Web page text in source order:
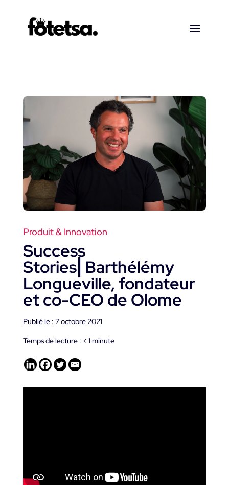
Produit & Innovation
Success
Stories⎜Barthélémy
Longueville, fondateur
et co-CEO de Olome
Publié le : 7 octobre 2021
Temps de lecture : < 1minute